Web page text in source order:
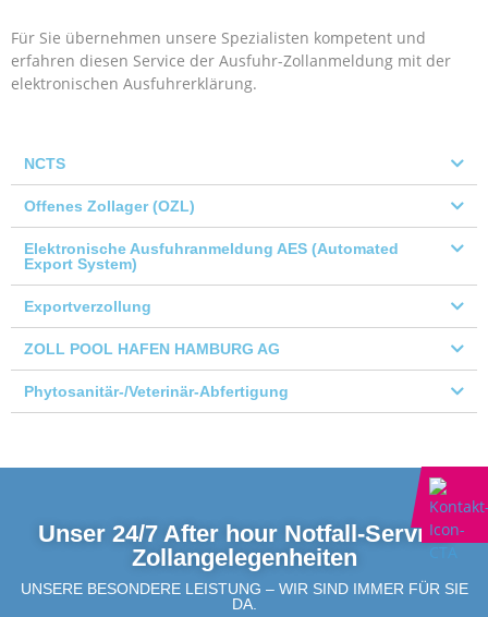
Für Sie übernehmen unsere Spezialisten kompetent und
erfahren diesen Service der Ausfuhr-Zollanmeldung mit der
elektronischen Ausfuhrerklärung.
NCTS
Offenes Zollager (OZL)
Elektronische Ausfuhranmeldung AES (Automated
Export System)
Exportverzollung
ZOLL POOL HAFEN HAMBURG AG
Phytosanitär-/Veterinär-Abfertigung
Unser 24/7 After hour Notfall-Service
Zollangelegenheiten
UNSERE BESONDERE LEISTUNG – WIR SIND IMMER FÜR SIE
DA.